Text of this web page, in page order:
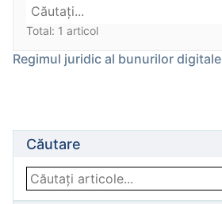
Total: 1 articol
Regimul juridic al bunurilor digitale
Căutare